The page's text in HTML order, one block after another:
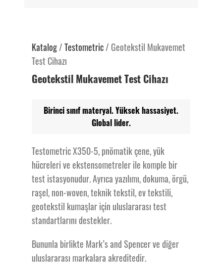
Katalog/Testometric/ Geotekstil Mukavemet
Test Cihazı
Geotekstil Mukavemet Test Cihazı
Birinci sınıf materyal. Yüksek hassasiyet.
Global lider.
Testometric X350-5, pnömatik çene, yük
hücreleri ve ekstensometreler ile komple bir
test istasyonudur. Ayrıca yazılımı, dokuma, örgü,
raşel, non-woven, teknik tekstil, ev tekstili,
geotekstil kumaşlar için uluslararası test
standartlarını destekler.
Bununla birlikte Mark’s and Spencer ve diğer
uluslararası markalara akreditedir.